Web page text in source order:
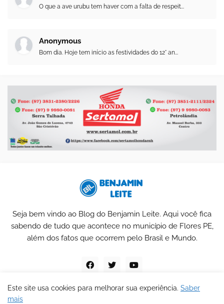
O que a ave urubu tem haver com a falta de respeit...
Anonymous
Bom dia. Hoje tem início as festividades do 12° an...
Seja bem vindo ao Blog do Benjamin Leite. Aqui você fica
sabendo de tudo que acontece no município de Flores PE,
além dos fatos que ocorrem pelo Brasil e Mundo.
Este site usa cookies para melhorar sua experiência. Saber
mais